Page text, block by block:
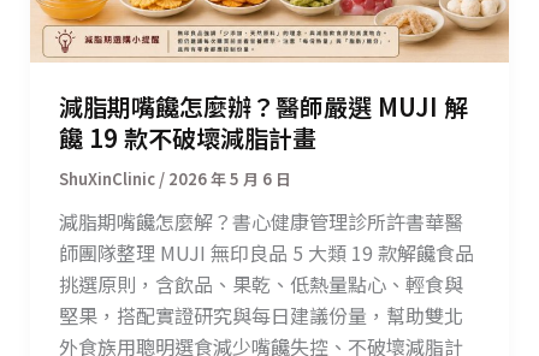
減脂期嘴饞怎麼辦？醫師嚴選 MUJI 解
饞 19 款不破壞減脂計畫
/ 2026 年 5 月 6 日
減脂期嘴饞怎麼解？書心健康管理診所許書華醫
師團隊整理 MUJI 無印良品 5 大類 19 款解饞食品
挑選原則，含飲品、果乾、低熱量點心、輕食與
堅果，搭配實證研究與每日建議份量，幫助雙北
外食族用聰明選食減少嘴饞失控、不破壞減脂計